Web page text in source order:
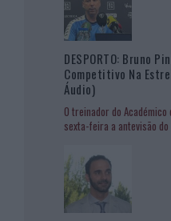
DESPORTO: Bruno
Competitivo Na
Áudio)
O treinador do
sexta-feira a antevisão